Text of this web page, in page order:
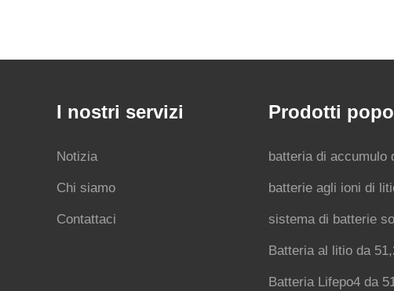
I nostri servizi
Notizia
Chi siamo
Contattaci
Prodotti
batteria di accumulo
batterie agli ioni di
sistema di batterie
Batteria al litio da
Batteria Lifepo4 da